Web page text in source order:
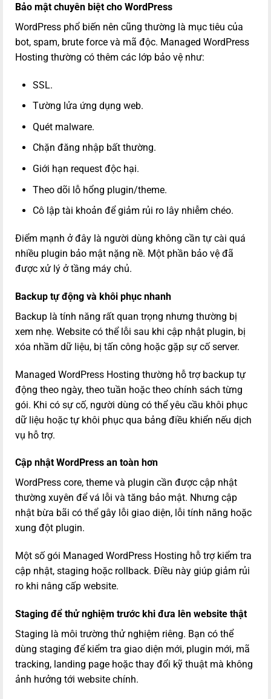
Bảo mật chuyên biệt cho WordPress
WordPress phổ biến nên cũng thường là mục tiêu của
bot, spam, brute force và mã độc. Managed WordPress
Hosting thường có thêm các lớp bảo vệ như:
SSL.
Tường lửa ứng dụng web.
Quét malware.
Chặn đăng nhập bất thường.
Giới hạn request độc hại.
Theo dõi lỗ hổng plugin/theme.
Cô lập tài khoản để giảm rủi ro lây nhiễm chéo.
Điểm mạnh ở đây là người dùng không cần tự cài quá
nhiều plugin bảo mật nặng nề. Một phần bảo vệ đã
được xử lý ở tầng máy chủ.
Backup tự động và khôi phục nhanh
Backup là tính năng rất quan trọng nhưng thường bị
xem nhẹ. Website có thể lỗi sau khi cập nhật plugin, bị
xóa nhầm dữ liệu, bị tấn công hoặc gặp sự cố server.
Managed WordPress Hosting thường hỗ trợ backup tự
động theo ngày, theo tuần hoặc theo chính sách từng
gói. Khi có sự cố, người dùng có thể yêu cầu khôi phục
dữ liệu hoặc tự khôi phục qua bảng điều khiển nếu dịch
vụ hỗ trợ.
Cập nhật WordPress an toàn hơn
WordPress core, theme và plugin cần được cập nhật
thường xuyên để vá lỗi và tăng bảo mật. Nhưng cập
nhật bừa bãi có thể gây lỗi giao diện, lỗi tính năng hoặc
xung đột plugin.
Một số gói Managed WordPress Hosting hỗ trợ kiểm tra
cập nhật, staging hoặc rollback. Điều này giúp giảm rủi
ro khi nâng cấp website.
Staging để thử nghiệm trước khi đưa lên website thật
Staging là môi trường thử nghiệm riêng. Bạn có thể
dùng staging để kiểm tra giao diện mới, plugin mới, mã
tracking, landing page hoặc thay đổi kỹ thuật mà không
ảnh hưởng tới website chính.